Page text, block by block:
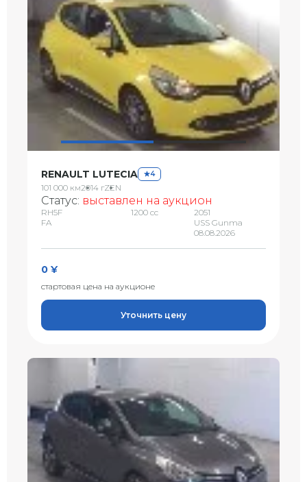
RENAULT LUTECIA 4
101 000 км2014 гZEN
Статус: выставлен на аукцион
RH5F
FA
1200 сс
2051
USS Gunma
08.08.2026
0 ¥
стартовая цена на аукционе
Уточнить цену